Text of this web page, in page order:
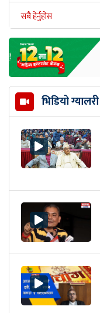
सबै हेर्नुहोस
भिडियो ग्यालरी